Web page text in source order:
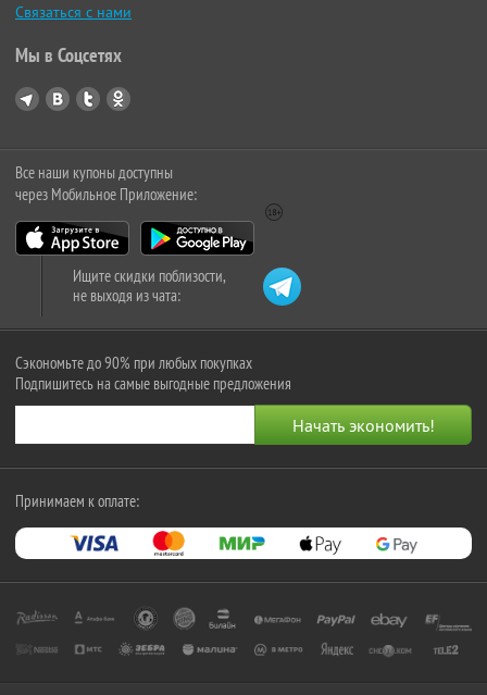
Связаться с нами
Мы в Соцсетях
Все наши купоны доступны
через Мобильное Приложение:
Ищите скидки поблизости,
не выходя из чата:
Сэкономьте до 90% при любых покупках
Подпишитесь на самые выгодные предложения
Принимаем к оплате: